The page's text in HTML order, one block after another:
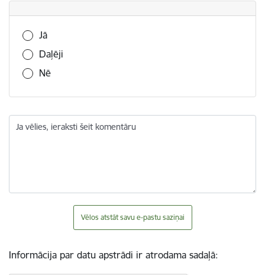
Vai šī informācija bija noderīga?
Jā
Daļēji
Nē
Ja vēlies, ieraksti šeit komentāru
Vēlos atstāt savu e-pastu saziņai
Informācija par datu apstrādi ir atrodama sadaļā: